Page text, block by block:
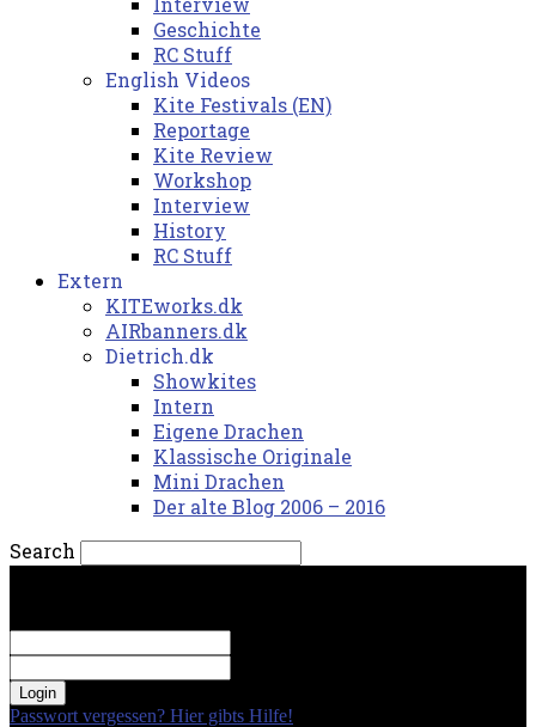
Geschichte
RC Stuff
English Videos
Kite Festivals (EN)
Reportage
Kite Review
Workshop
Interview
History
RC Stuff
Extern
KITEworks.dk
AIRbanners.dk
Dietrich.dk
Showkites
Intern
Eigene Drachen
Klassische Originale
Mini Drachen
Der alte Blog 2006 – 2016
Search
Passwort vergessen? Hier gibts Hilfe!